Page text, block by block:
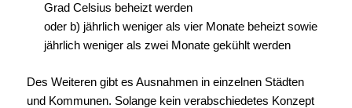
Grad Celsius beheizt werden
oder b) jährlich weniger als vier Monate beheizt sowie
jährlich weniger als zwei Monate gekühlt werden
Des Weiteren gibt es Ausnahmen in einzelnen Städten
und Kommunen. Solange kein verabschiedetes Konzept